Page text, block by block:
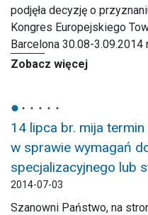
podjęła decyzję o
Kongres Europejskiego
Barcelona 30.08-3.09.2014
Zobacz więcej
14 lipca br. mija termin
w sprawie wymagań
specjalizacyjnego lub
2014-07-03
Szanowni Państwo, na